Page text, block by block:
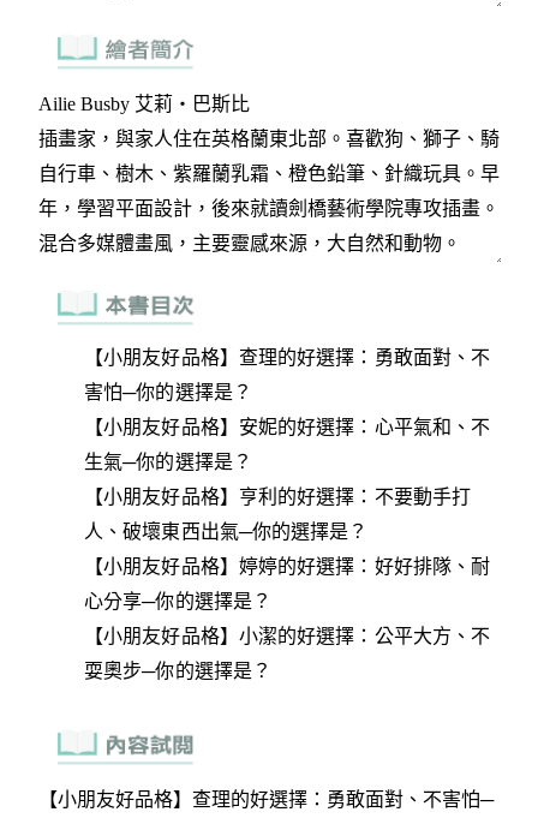
【小朋友好品格】查理的好選擇：勇敢面對、不
害怕─你的選擇是？
【小朋友好品格】安妮的好選擇：心平氣和、不
生氣─你的選擇是？
【小朋友好品格】亨利的好選擇：不要動手打
人、破壞東西出氣─你的選擇是？
【小朋友好品格】婷婷的好選擇：好好排隊、耐
心分享─你的選擇是？
【小朋友好品格】小潔的好選擇：公平大方、不
耍奧步─你的選擇是？